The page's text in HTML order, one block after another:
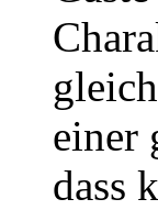
einer
dass